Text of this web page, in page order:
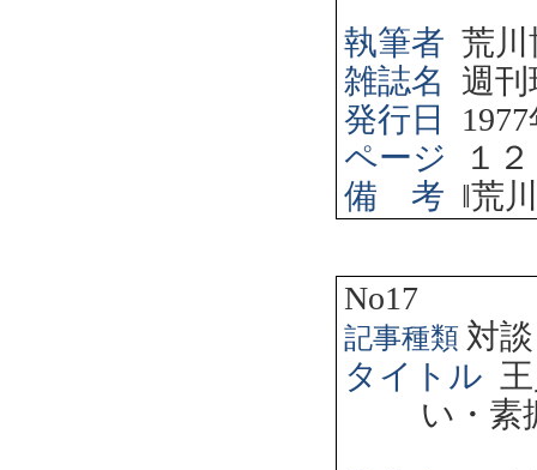
執筆者 荒川
雑誌名
週
発行日
1977
ページ
１
備 考 ‖荒
No17
記事種類 対談
タイトル
い・素